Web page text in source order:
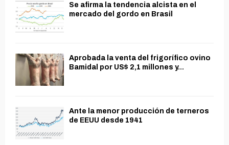
Se afirma la tendencia alcista en el
mercado del gordo en Brasil
Aprobada la venta del frigorífico ovino
Bamidal por US$ 2,1 millones y...
Ante la menor producción de terneros
de EEUU desde 1941